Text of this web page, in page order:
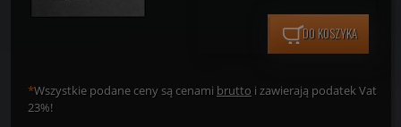
DO KOSZYKA
*Wszystkie podane ceny są cenami brutto i zawierają podatek Vat
23%!